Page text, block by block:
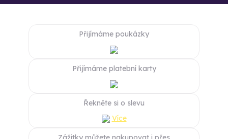
Přijímáme poukázky
Přijímáme platební karty
Řekněte si o slevu
Více